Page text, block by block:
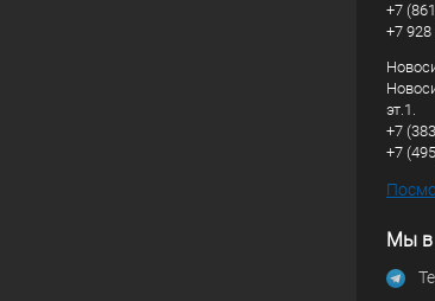
+7
+7 928
эт.1.
+7
+7
Мы в